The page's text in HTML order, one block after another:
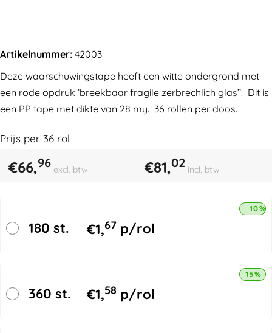
Artikelnummer: 42003
Deze waarschuwingstape heeft een witte ondergrond met
een rode opdruk ‘breekbaar fragile zerbrechlich glas’’. Dit is
een PP tape met dikte van 28 my. 36 rollen per doos.
Prijs per 36 rol
€66,96 excl. btw €81,02 incl. btw
180 st. €1,67 p/rol
10%
360 st. €1,58 p/rol
15%